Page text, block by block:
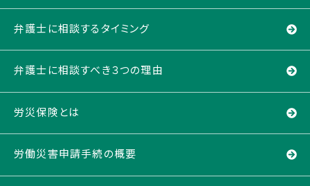
弁護士に相談するタイミング
弁護士に相談すべき３つの理由
労災保険とは
労働災害申請手続の概要